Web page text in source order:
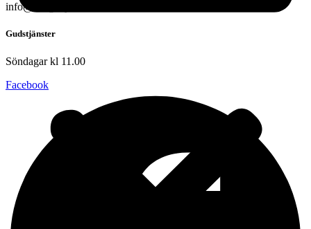
info@skogakyrkan.se
Gudstjänster
Söndagar kl 11.00
Facebook